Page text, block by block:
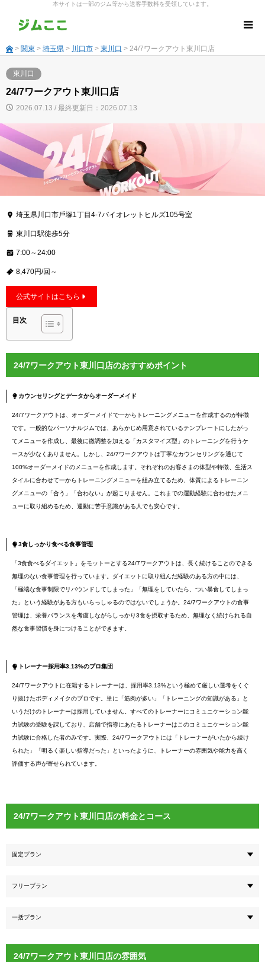
本サイトは一部のジム等から送客手数料を受領しています。
> 関東 > 埼玉県 > 川口市 > 東川口 > 24/7ワークアウト東川口店
東川口
24/7ワークアウト東川口店
2026.07.13 / 最終更新日：2026.07.13
埼玉県川口市戶塚1丁目4-7バイオレットヒルズ105号室
東川口駅徒歩5分
7:00～24:00
8,470円/回～
公式サイトはこちら
目次
24/7ワークアウト東川口店のおすすめポイント
カウンセリングとデータからオーダーメイド
24/7ワークアウトは、オーダーメイドで一からトレーニングメニューを作成するのが特徴
です。一般的なパーソナルジムでは、あらかじめ用意されているテンプレートにしたがっ
てメニューを作成し、最後に微調整を加える「カスタマイズ型」のトレーニングを行うケ
ースが少なくありません。しかし、24/7ワークアウトは丁寧なカウンセリングを通じて
100%オーダーメイドのメニューを作成します。それぞれのお客さまの体型や特徴、生活ス
タイルに合わせて一からトレーニングメニューを組み立てるため、体質によるトレーニン
グメニューの「合う」「合わない」が起こりません。これまでの運動経験に合わせたメニ
ューに取り組めるため、運動に苦手意識がある人でも安心です。
3食しっかり食べる食事管理
「3食食べるダイエット」をモットーとする24/7ワークアウトは、長く続けることのできる
無理のない食事管理を行っています。ダイエットに取り組んだ経験のある方の中には、
「極端な食事制限でリバウンドしてしまった」「無理をしていたら、つい暴食してしまっ
た」という経験がある方もいらっしゃるのではないでしょうか。24/7ワークアウトの食事
管理は、栄養バランスを考慮しながらしっかり3食を摂取するため、無理なく続けられる自
然な食事習慣を身につけることができます。
トレーナー採用率3.13%のプロ集団
24/7ワークアウトに在籍するトレーナーは、採用率3.13%という極めて厳しい選考をくぐ
り抜けたボディメイクのプロです。単に「筋肉が多い」「トレーニングの知識がある」と
いうだけのトレーナーは採用していません。すべてのトレーナーにコミュニケーション能
力試験の受験を課しており、店舗で指導にあたるトレーナーはこのコミュニケーション能
力試験に合格した者のみです。実際、24/7ワークアウトには「トレーナーがいたから続け
られた」「明るく楽しい指導だった」といったように、トレーナーの雰囲気や能力を高く
評価する声が寄せられています。
24/7ワークアウト東川口店の料金とコース
固定プラン
フリープラン
一括プラン
24/7ワークアウト東川口店の雰囲気